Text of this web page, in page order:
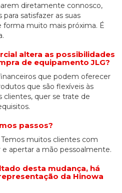
diretamente connosco,
satisfazer as suas
forma muito mais próxima. É
altera as possibilidades
de equipamento JLG?
que podem oferecer
que são flexíveis às
clientes, quer se trate de
passos?
Temos muitos clientes com
apertar a mão pessoalmente.
desta mudança, há
da Hinowa